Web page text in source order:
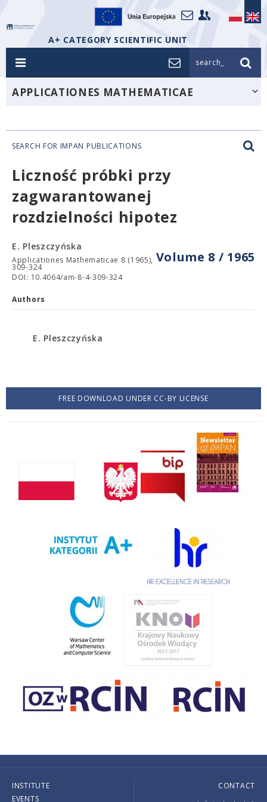
A+ CATEGORY SCIENTIFIC UNIT
search_
APPLICATIONES MATHEMATICAE
SEARCH FOR IMPAN PUBLICATIONS
Liczność próbki przy
zagwarantowanej
rozdzielności hipotez
Volume 8 / 1965
E. Pleszczyńska
Applicationes Mathematicae 8 (1965),
309-324
DOI: 10.4064/am-8-4-309-324
Authors
E. Pleszczyńska
FREE DOWNLOAD UNDER CC-BY LICENSE
INSTITUTE
EVENTS
CONTACT